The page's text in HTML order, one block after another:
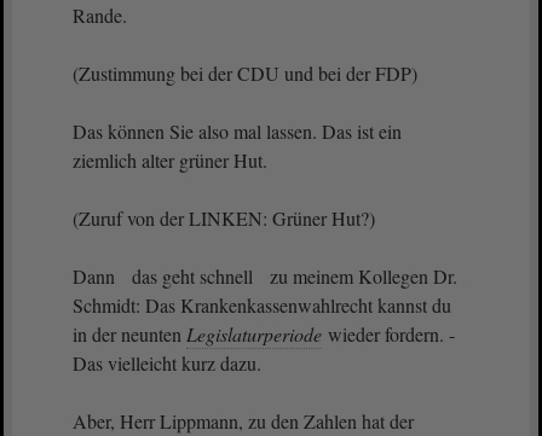
Rande.
(Zustimmung bei der CDU und bei der FDP)
Das können Sie also mal lassen. Das ist ein
ziemlich alter grüner Hut.
(Zuruf von der LINKEN: Grüner Hut?)
Dann das geht schnell zu meinem Kollegen Dr.
Schmidt: Das Krankenkassenwahlrecht kannst du
in der neunten Legislaturperiode wieder fordern. -
Das vielleicht kurz dazu.
Aber, Herr Lippmann, zu den Zahlen hat der